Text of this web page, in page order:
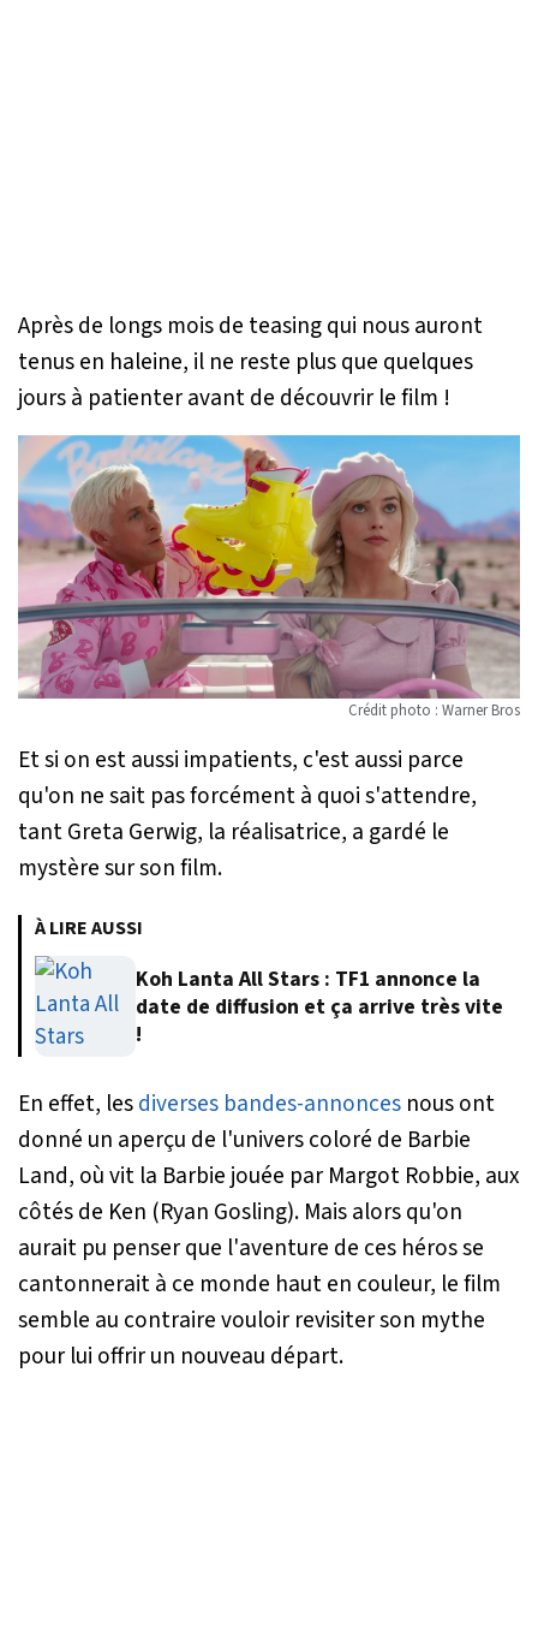
Après de longs mois de teasing qui nous auront
tenus en haleine, il ne reste plus que quelques
jours à patienter avant de découvrir le film !
Crédit photo : Warner Bros
Et si on est aussi impatients, c'est aussi parce
qu'on ne sait pas forcément à quoi s'attendre,
tant Greta Gerwig, la réalisatrice, a gardé le
mystère sur son film.
À LIRE AUSSI
Koh Lanta All Stars : TF1 annonce la
date de diffusion et ça arrive très vite
!
En effet, lesdiverses bandes-annonces nous ont
donné un aperçu de l'univers coloré de Barbie
Land, où vit la Barbie jouée par Margot Robbie, aux
côtés de Ken (Ryan Gosling). Mais alors qu'on
aurait pu penser que l'aventure de ces héros se
cantonnerait à ce monde haut en couleur, le film
semble au contraire vouloir revisiter son mythe
pour lui offrir un nouveau départ.